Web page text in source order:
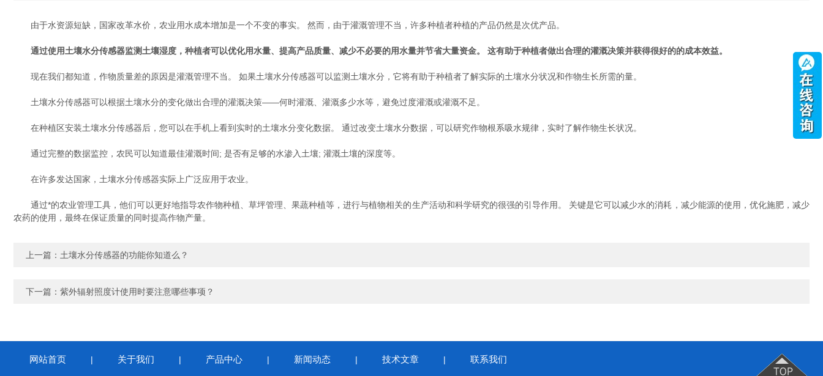
由于水资源短缺，国家改革水价，农业用水成本增加是一个不变的事实。 然而，由于灌溉管理不当，许多种植者种植的产品仍然是次优产品。
通过使用土壤水分传感器监测土壤湿度，种植者可以优化用水量、提高产品质量、减少不必要的用水量并节省大量资金。 这有助于种植者做出合理的灌溉决策并获得很好的的成本效益。
现在我们都知道，作物质量差的原因是灌溉管理不当。 如果土壤水分传感器可以监测土壤水分，它将有助于种植者了解实际的土壤水分状况和作物生长所需的量。
土壤水分传感器可以根据土壤水分的变化做出合理的灌溉决策——何时灌溉、灌溉多少水等，避免过度灌溉或灌溉不足。
在种植区安装土壤水分传感器后，您可以在手机上看到实时的土壤水分变化数据。 通过改变土壤水分数据，可以研究作物根系吸水规律，实时了解作物生长状况。
通过完整的数据监控，农民可以知道最佳灌溉时间; 是否有足够的水渗入土壤; 灌溉土壤的深度等。
在许多发达国家，土壤水分传感器实际上广泛应用于农业。
通过*的农业管理工具，他们可以更好地指导农作物种植、草坪管理、果蔬种植等，进行与植物相关的生产活动和科学研究的很强的引导作用。 关键是它可以减少水的消耗，减少能源的使用，优化施肥，减少
农药的使用，最终在保证质量的同时提高作物产量。
上一篇： 土壤水分传感器的功能你知道么？
下一篇： 紫外辐射照度计使用时要注意哪些事项？
网站首页 | 关于我们 | 产品中心 | 新闻动态 | 技术文章 | 联系我们